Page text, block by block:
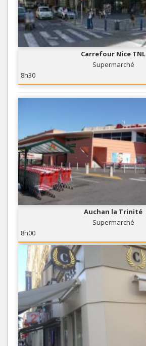
Carrefour Nice TNL
Supermarché
8h30
Auchan la Trinité
Supermarché
8h00